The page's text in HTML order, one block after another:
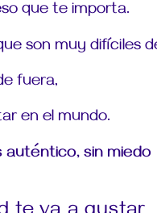
que te importa.
son muy difíciles
fuera,
en el mundo.
sin miedo